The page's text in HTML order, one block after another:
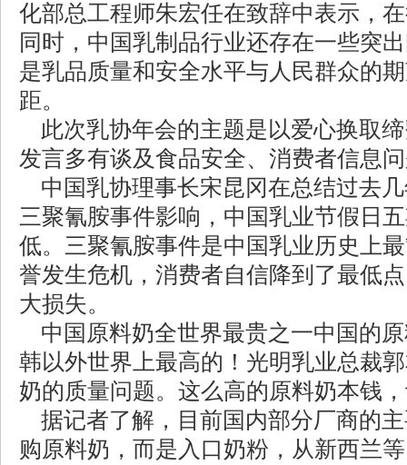
化部总工程师朱宏任在致辞中表示，
同时，中国乳制品行业还存在一些突
是乳品质量和安全水平与人民群众的
距。
此次乳协年会的主题是以爱心换取
发言多有谈及食品安全、消费者信息
中国乳协理事长宋昆冈在总结过去
三聚氰胺事件影响，中国乳业节假日
低。三聚氰胺事件是中国乳业历史上
誉发生危机，消费者自信降到了最低
大损失。
中国原料奶全世界最贵之一中国的
韩以外世界上最高的！光明乳业总裁
奶的质量问题。这么高的原料奶本钱
据记者了解，目前国内部分厂商的
购原料奶，而是入口奶粉，从新西兰